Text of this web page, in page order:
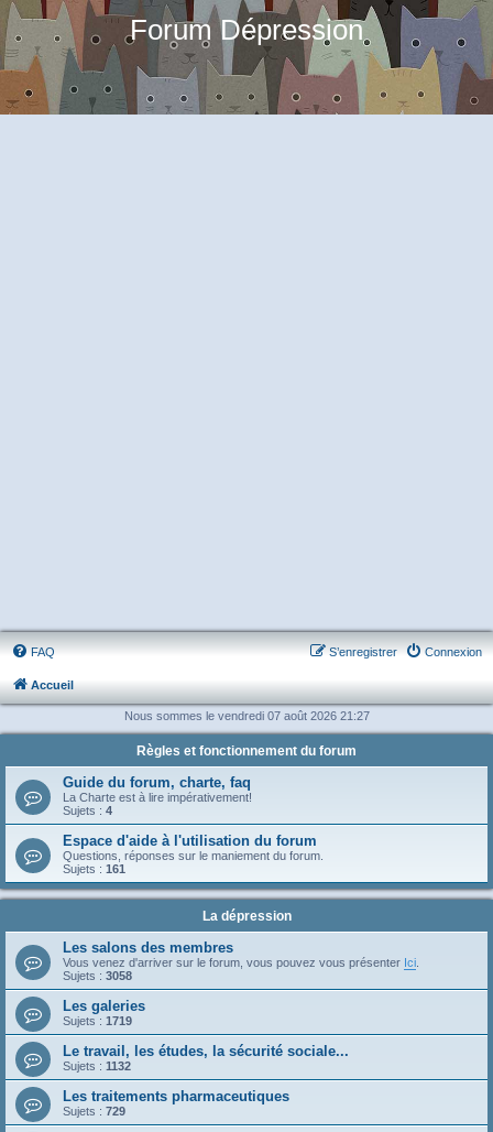
Forum Dépression
FAQ Connexion
S’enregistrer
Accueil
Nous sommes le vendredi 07 août 2026 21:27
Règles et fonctionnement du forum
Guide du forum, charte, faq
La Charte est à lire impérativement!
Sujets : 4
Espace d'aide à l'utilisation du forum
Questions, réponses sur le maniement du forum.
Sujets : 161
La dépression
Les salons des membres
Vous venez d'arriver sur le forum, vous pouvez vous présenter Ici
Sujets : 3058
Les galeries
Sujets : 1719
Le travail, les études, la sécurité sociale...
Sujets : 1132
Les traitements pharmaceutiques
Sujets : 729